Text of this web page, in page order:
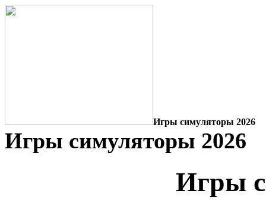
Игры симуляторы 2026
Игры симуляторы 2026
Игры